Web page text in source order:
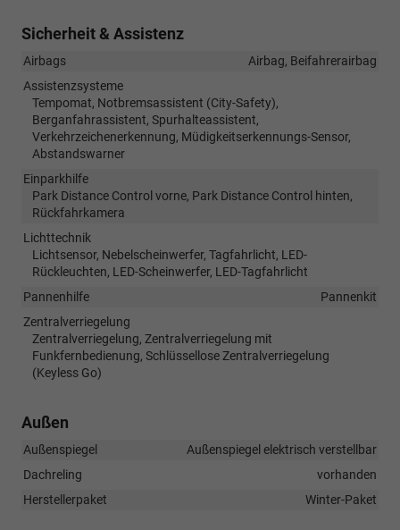
Sicherheit & Assistenz
Airbags
Airbag, Beifahrerairbag
Assistenzsysteme
Tempomat, Notbremsassistent (City-Safety),
Berganfahrassistent, Spurhalteassistent,
Verkehrzeichenerkennung, Müdigkeitserkennungs-Sensor,
Abstandswarner
Einparkhilfe
Park Distance Control vorne, Park Distance Control hinten,
Rückfahrkamera
Lichttechnik
Lichtsensor, Nebelscheinwerfer, Tagfahrlicht, LED-
Rückleuchten, LED-Scheinwerfer, LED-Tagfahrlicht
Pannenhilfe
Pannenkit
Zentralverriegelung
Zentralverriegelung, Zentralverriegelung mit
Funkfernbedienung, Schlüssellose Zentralverriegelung
(Keyless Go)
Außen
Außenspiegel
Außenspiegel elektrisch verstellbar
Dachreling
vorhanden
Herstellerpaket
Winter-Paket